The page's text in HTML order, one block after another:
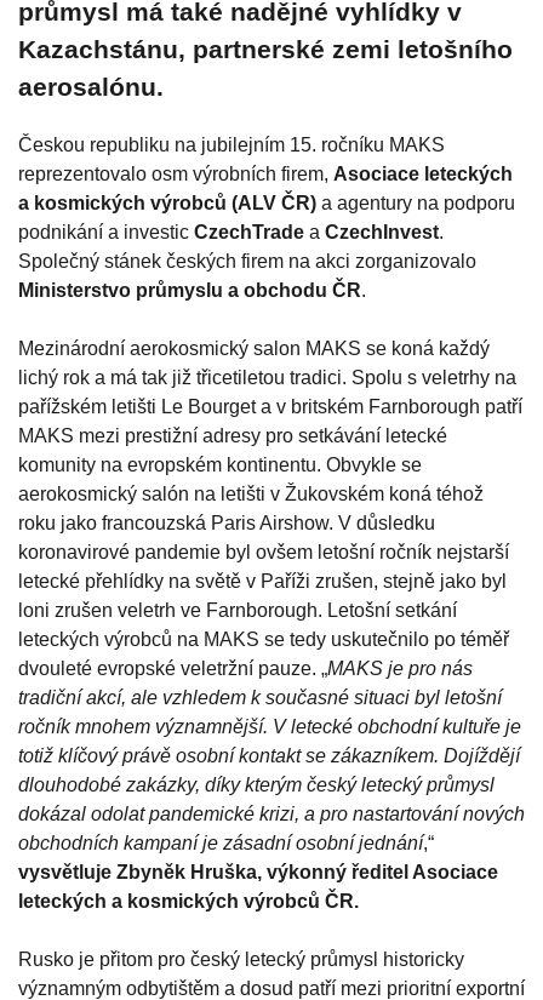
průmysl má také nadějné vyhlídky v
Kazachstánu, partnerské zemi letošního
aerosalónu.
Českou republiku na jubilejním 15. ročníku MAKS
reprezentovalo osm výrobních firem, Asociace leteckých
a kosmických výrobců (ALV ČR) a agentury na podporu
podnikání a investic CzechTrade a CzechInvest.
Společný stánek českých firem na akci zorganizovalo
Ministerstvo průmyslu a obchodu ČR.
Mezinárodní aerokosmický salon MAKS se koná každý
lichý rok a má tak již třicetiletou tradici. Spolu s veletrhy na
pařížském letišti Le Bourget a v britském Farnborough patří
MAKS mezi prestižní adresy pro setkávání letecké
komunity na evropském kontinentu. Obvykle se
aerokosmický salón na letišti v Žukovském koná téhož
roku jako francouzská Paris Airshow. V důsledku
koronavirové pandemie byl ovšem letošní ročník nejstarší
letecké přehlídky na světě v Paříži zrušen, stejně jako byl
loni zrušen veletrh ve Farnborough. Letošní setkání
leteckých výrobců na MAKS se tedy uskutečnilo po téměř
dvouleté evropské veletržní pauze. „MAKS je pro nás
tradiční akcí, ale vzhledem k současné situaci byl letošní
ročník mnohem významnější. V letecké obchodní kultuře je
totiž klíčový právě osobní kontakt se zákazníkem. Dojíždějí
dlouhodobé zakázky, díky kterým český letecký průmysl
dokázal odolat pandemické krizi, a pro nastartování nových
obchodních kampaní je zásadní osobní jednání,“
vysvětluje Zbyněk Hruška, výkonný ředitel Asociace
leteckých a kosmických výrobců ČR.
Rusko je přitom pro český letecký průmysl historicky
významným odbytištěm a dosud patří mezi prioritní exportní